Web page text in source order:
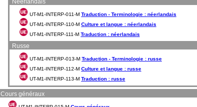
Néerlandais
UT-M1-INTERP-011-M Traduction - Terminologie : néerlandais
UT-M1-INTERP-110-M Culture et langue : néerlandais
UT-M1-INTERP-111-M Traduction : néerlandais
Russe
UT-M1-INTERP-013-M Traduction - Terminologie : russe
UT-M1-INTERP-112-M Culture et langue : russe
UT-M1-INTERP-113-M Traduction : russe
Cours généraux